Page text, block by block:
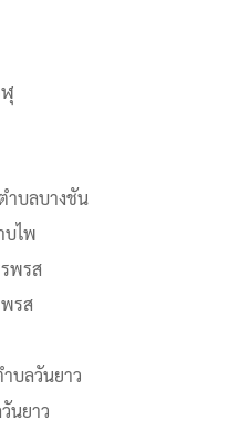
ำบลบางชัน
บไพ
พรส
รส
บลวันยาว
นยาว